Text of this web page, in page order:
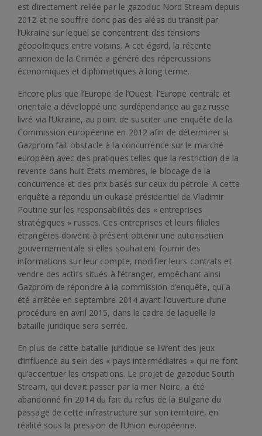
est directement reliée par le gazoduc Nord Stream depuis
2012 et ne souffre donc pas des aléas du transit par
l’Ukraine sur lequel se concentrent des tensions
géopolitiques entre voisins. A cet égard, la récente
annexion de la Crimée a généré des répercussions
économiques et diplomatiques à long terme.
Encore plus que l’Europe de l’Ouest, l’Europe centrale et
orientale a développé une surdépendance au gaz russe
livré via l’Ukraine, au point de susciter une enquête de la
Commission européenne en 2012 afin de déterminer si
Gazprom fait obstacle à la concurrence sur le marché
européen avec des pratiques telles que la restriction de la
revente dans huit Etats-membres, le blocage de la
concurrence et des prix basés sur ceux du pétrole. A cette
enquête a répondu un oukase présidentiel de Vladimir
Poutine sur les responsabilités des « entreprises
stratégiques » russes. Ces entreprises et leurs filiales
étrangères doivent à présent obtenir une autorisation
gouvernementale si elles souhaitent fournir des
informations sur leur compte, modifier leurs contrats et
vendre des actifs situés à l’étranger, empêchant ainsi
Gazprom de répondre à la commission d’enquête, qui a
été arrêtée en septembre 2014 avant l’ouverture d’une
procédure en avril 2015, dans le cadre de laquelle la
bataille juridique sera serrée.
En plus de cette bataille juridique se livrent des jeux
d’influence au sein des « pays intermédiaires » qui ne font
qu’accentuer les crispations. Le projet de gazoduc South
Stream, qui devait passer par la mer Noire, a été
abandonné fin 2014 du fait du refus de la Bulgarie du
passage de cette infrastructure sur son territoire, en
réalité sous la pression de l’Union européenne.